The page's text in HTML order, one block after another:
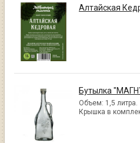
Алтайская
Бутылка
Объем: 1,5 литра.
Крышка в